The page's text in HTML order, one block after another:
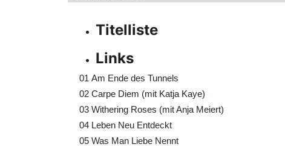
Titelliste
Links
01 Am Ende des Tunnels
02 Carpe Diem (mit Katja Kaye)
03 Withering Roses (mit Anja Meiert)
04 Leben Neu Entdeckt
05 Was Man Liebe Nennt